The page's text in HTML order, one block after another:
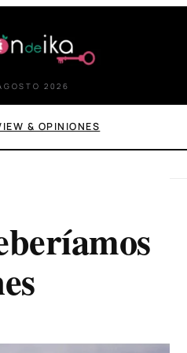
2026
& OPINIONES